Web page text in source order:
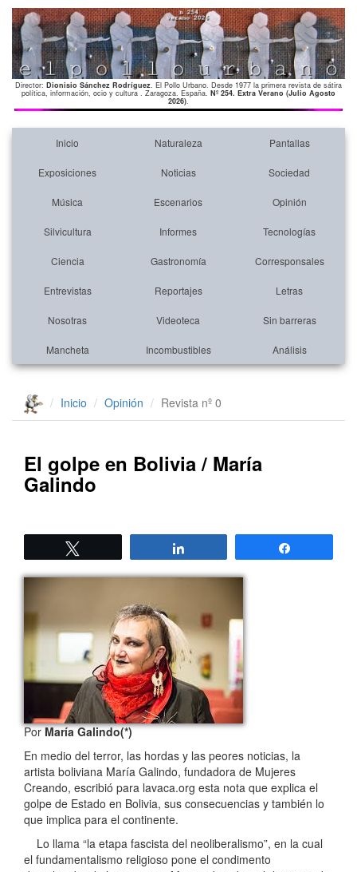
Director: Dionisio Sánchez Rodríguez. El Pollo Urbano. Desde 1977 la primera revista de sátira
política, información, ocio y cultura . Zaragoza. España. Nº 254. Extra Verano (Julio Agosto
2026).
Inicio Naturaleza Pantallas
Exposiciones Noticias Sociedad
Música Escenarios Opinión
Silvicultura Informes Tecnologías
Ciencia Gastronomía Corresponsales
Entrevistas Reportajes Letras
Nosotras Videoteca Sin barreras
Mancheta Incombustibles Análisis
Inicio Opinión Revista nº 0
El golpe en Bolivia / María
Galindo
PorMaría Galindo(*)
En medio del terror, las hordas y las peores noticias, la
artista boliviana María Galindo, fundadora de Mujeres
Creando, escribió para lavaca.org esta nota que explica el
golpe de Estado en Bolivia, sus consecuencias y también lo
que implica para el continente.
Lo llama “la etapa fascista del neoliberalismo”, en la cual
el fundamentalismo religioso pone el condimento